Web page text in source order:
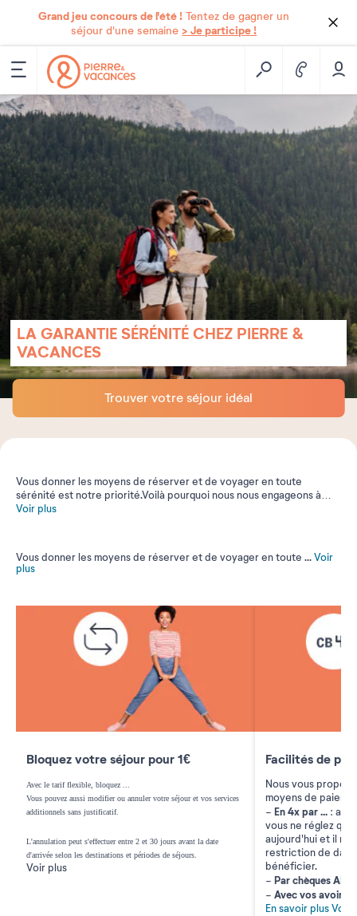
Grand jeu concours de l'été ! Tentez de gagner un
séjour d'une semaine > Je participe !
LA GARANTIE SÉRÉNITÉ CHEZ PIERRE &
VACANCES
Trouver votre séjour idéal
Vous donner les moyens de réserver et de voyager en toute
sérénité est notre priorité.Voilà pourquoi nous nous engageons à
vous offrir les moyens de réserver avec flexibilité et de vous
Voir plus
Vous donner les moyens de réserver et de voyager en toute ...Voir
plus
Bloquez votre séjour pour 1€
Avec le tarif flexible, bloquez
Vous pouvez aussi modifier ou annuler votre séjour et vos services
additionnels sans justificatif.
L'annulation peut s'effectuer entre 2 et 30 jours avant la date
d'arrivée selon les destinations et périodes de séjours.
Voir plus
Facilités de
Nous vous
moyens de
- En 4x par... :
vous ne réglez
aujourd'hui et il n'y
restriction de
bénéficier.
- Par chèques
- Avec vos avoirs
En savoir plusVoir